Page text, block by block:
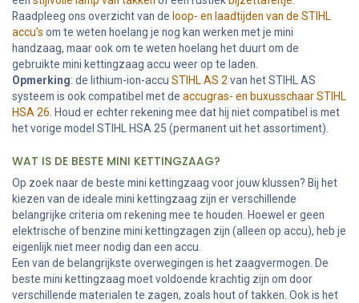
Raadpleeg ons overzicht van de loop- en laadtijden van de STIHL
accu’s om te weten hoelang je nog kan werken met je mini
handzaag, maar ook om te weten hoelang het duurt om de
gebruikte mini kettingzaag accu weer op te laden.
Opmerking: de lithium-ion-accu STIHL AS 2 van het STIHL AS
systeem is ook compatibel met de accugras- en buxusschaar STIHL
HSA 26 . Houd er echter rekening mee dat hij niet compatibel is met
het vorige model STIHL HSA 25 (permanent uit het assortiment).
WAT IS DE BESTE MINI KETTINGZAAG?
Op zoek naar de beste mini kettingzaag voor jouw klussen? Bij het
kiezen van de ideale mini kettingzaag zijn er verschillende
belangrijke criteria om rekening mee te houden. Hoewel er geen
elektrische of benzine mini kettingzagen zijn (alleen op accu), heb je
eigenlijk niet meer nodig dan een accu.
Een van de belangrijkste overwegingen is het zaagvermogen. De
beste mini kettingzaag moet voldoende krachtig zijn om door
verschillende materialen te zagen, zoals hout of takken. Ook is het